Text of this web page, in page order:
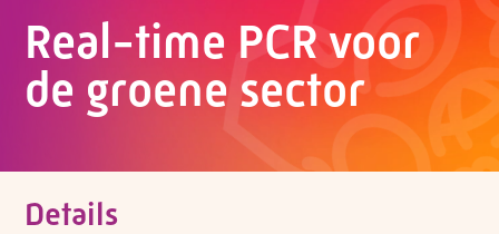
Real-time PCR voor
de groene sector
Details